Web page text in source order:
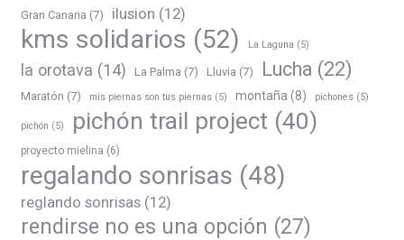
Gran Canaria (7) ilusion (12)
kms solidarios (52) La Laguna (5)
la orotava (14) La Palma (7) Lluvia (7) Lucha (22)
Maratón (7) mis piernas son tus piernas (5) montaña (8) pichones (5)
pichón (5) pichón trail project (40)
proyecto mielina (6)
regalando sonrisas (48)
reglando sonrisas (12)
rendirse no es una opción (27)